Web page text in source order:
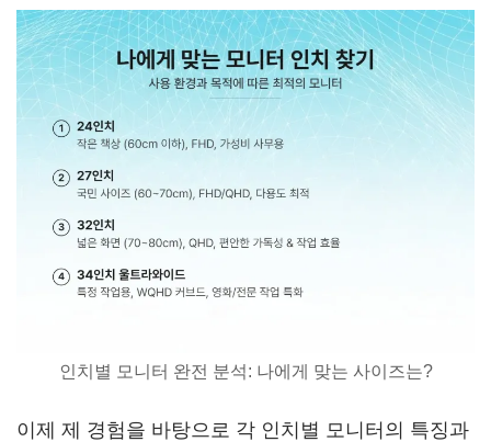
인치별 모니터 완전 분석: 나에게 맞는 사이즈는?
이제 제 경험을 바탕으로 각 인치별 모니터의 특징과